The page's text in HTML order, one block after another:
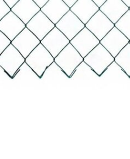
Recinzioni grondaie